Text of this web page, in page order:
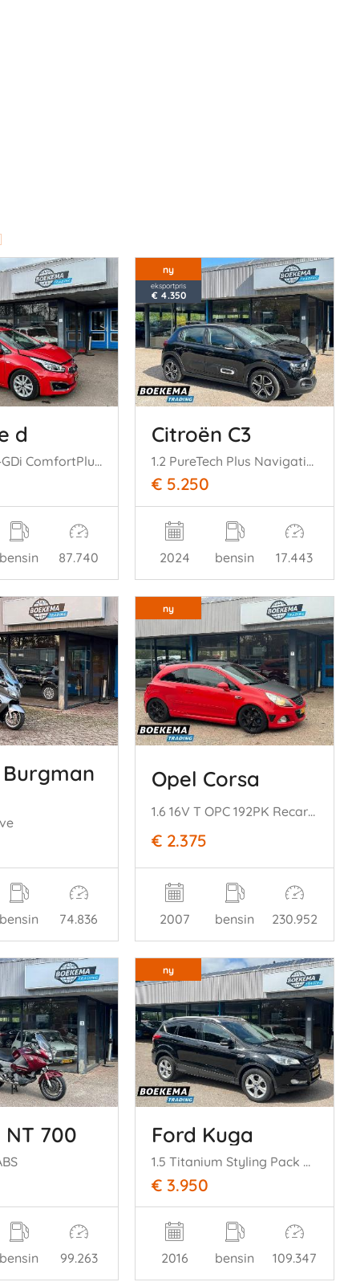
d
cee'd 1.0 T-GDi ComfortPlusLine Cruise-Control Navi Airco
bensin 87.740
ny
eksportpris
€ 4.350
Citroën C3
1.2 PureTech Plus Navigatie Climate
€ 5.250
2024 bensin 17.443
Burgman
bensin 74.836
ny
Opel Corsa
1.6 16V T OPC 192PK Recaro Clima Cruise
€ 2.375
2007 bensin 230.952
NT 700
bensin 99.263
ny
Ford Kuga
1.5 Titanium Styling Pack Navigatie Cruise Climate Stoelverw.
€ 3.950
2016 bensin 109.347